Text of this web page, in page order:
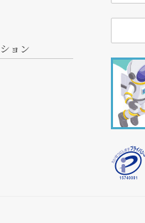
ョン